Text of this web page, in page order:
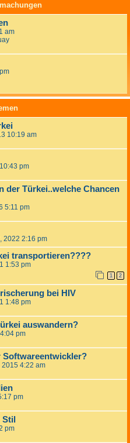
am
10:19 am
pm
der Türkei..welche Chancen
5:11 pm
2022 2:16 pm
transportieren????
1:53 pm
1 2
bei HIV
1:48 pm
auswandern?
pm
Softwareentwickler?
2015 4:22 am
pm
pm